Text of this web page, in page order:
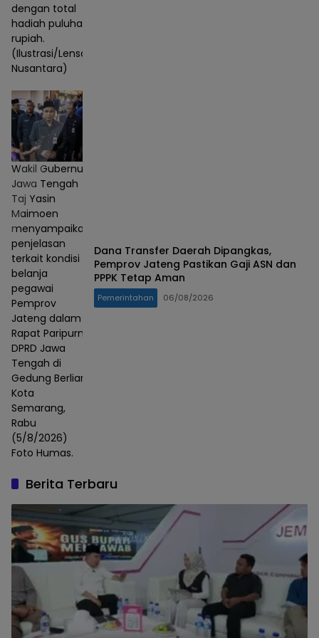
dengan total
hadiah puluhan juta
rupiah.
(Ilustrasi/Lensa
Nusantara)
Wakil Gubernur
Jawa Tengah
Taj Yasin
Maimoen
menyampaikan
penjelasan
terkait kondisi
belanja
pegawai
Pemprov
Jateng dalam
Rapat Paripurna
DPRD Jawa
Tengah di
Gedung Berlian,
Kota
Semarang,
Rabu
(5/8/2026)
Foto Humas.
Dana Transfer Daerah Dipangkas,
Pemprov Jateng Pastikan Gaji ASN dan
PPPK Tetap Aman
Pemerintahan 06/08/2026
Berita Terbaru